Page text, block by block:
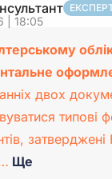
| 18:05
двох
типові
Ще